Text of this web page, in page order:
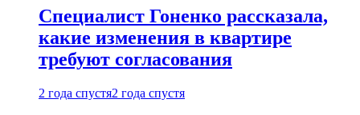
Специалист Гоненко рассказала,
какие изменения в квартире
требуют согласования
2 года спустя2 года спустя